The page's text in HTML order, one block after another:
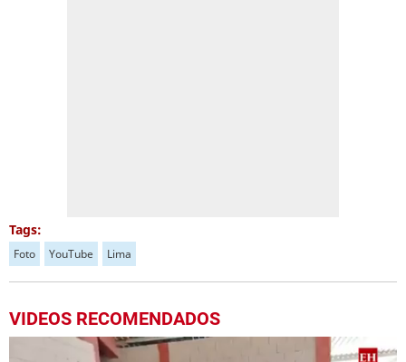
Tags:
Foto YouTube Lima
VIDEOS RECOMENDADOS